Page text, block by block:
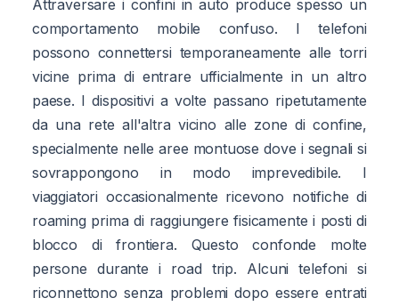
Attraversare i confini in auto produce spesso un
comportamento mobile confuso. I telefoni
possono connettersi temporaneamente alle torri
vicine prima di entrare ufficialmente in un altro
paese. I dispositivi a volte passano ripetutamente
da una rete all'altra vicino alle zone di confine,
specialmente nelle aree montuose dove i segnali si
sovrappongono in modo imprevedibile. I
viaggiatori occasionalmente ricevono notifiche di
roaming prima di raggiungere fisicamente i posti di
blocco di frontiera. Questo confonde molte
persone durante i road trip. Alcuni telefoni si
riconnettono senza problemi dopo essere entrati